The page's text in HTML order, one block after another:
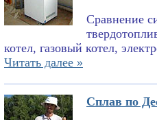
Сравнение
котел, газовый котел,
Читать далее »
Сплав по